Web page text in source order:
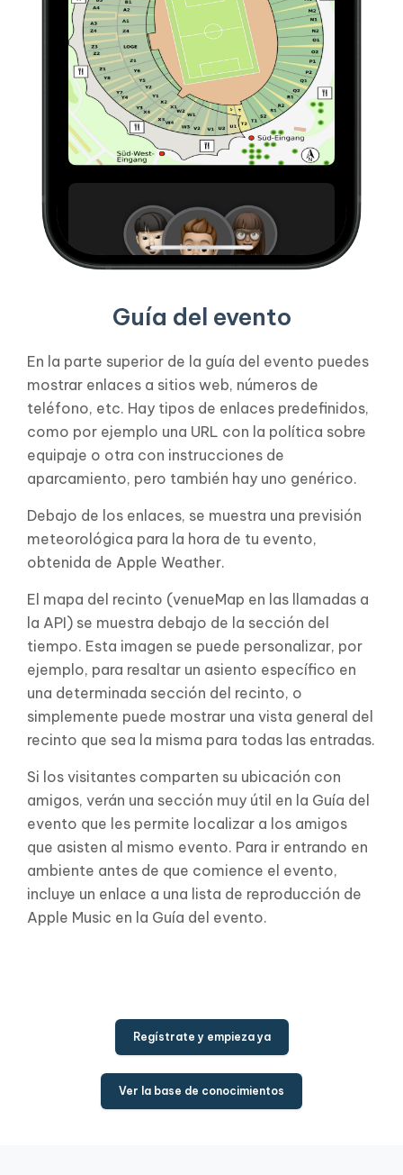
Guía del evento
En la parte superior de la guía del evento puedes
mostrar enlaces a sitios web, números de
teléfono, etc. Hay tipos de enlaces predefinidos,
como por ejemplo una URL con la política sobre
equipaje o otra con instrucciones de
aparcamiento, pero también hay uno genérico.
Debajo de los enlaces, se muestra una previsión
meteorológica para la hora de tu evento,
obtenida de Apple Weather.
El mapa del recinto (venueMap en las llamadas a
la API) se muestra debajo de la sección del
tiempo. Esta imagen se puede personalizar, por
ejemplo, para resaltar un asiento específico en
una determinada sección del recinto, o
simplemente puede mostrar una vista general del
recinto que sea la misma para todas las entradas.
Si los visitantes comparten su ubicación con
amigos, verán una sección muy útil en la Guía del
evento que les permite localizar a los amigos
que asisten al mismo evento. Para ir entrando en
ambiente antes de que comience el evento,
incluye un enlace a una lista de reproducción de
Apple Music en la Guía del evento.
Regístrate y empieza ya
Ver la base de conocimientos